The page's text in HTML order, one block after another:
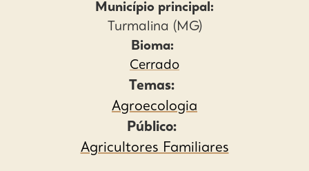
Município principal:
Turmalina (MG)
Bioma:
Cerrado
Temas:
Agroecologia
Público:
Agricultores Familiares